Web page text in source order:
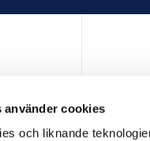
använder cookies
och liknande